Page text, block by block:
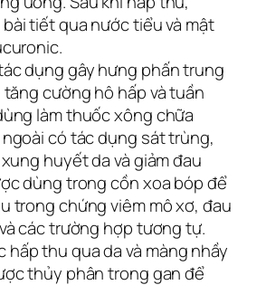
tiết qua nước tiểu và mật
dụng gây hưng phấn trung
cường hô hấp và tuần
làm thuốc xông chữa
có tác dụng sát trùng,
huyết da và giảm đau
dùng trong cồn xoa bóp để
trong chứng viêm mô xơ, đau
các trường hợp tương tự.
hấp thu qua da và màng nhầy
thủy phân trong gan để